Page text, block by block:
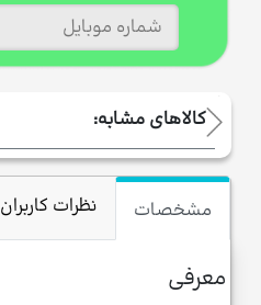
کالاهای مشابه:
مشخصات نظرات کاربران
معرفی